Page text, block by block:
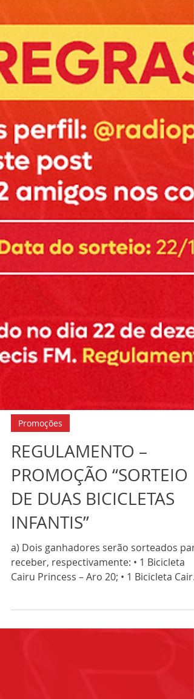
Promoções
REGULAMENTO –
PROMOÇÃO “SORTEIO
DE DUAS BICICLETAS
INFANTIS”
receber, respectivamente: • 1 Bicicleta